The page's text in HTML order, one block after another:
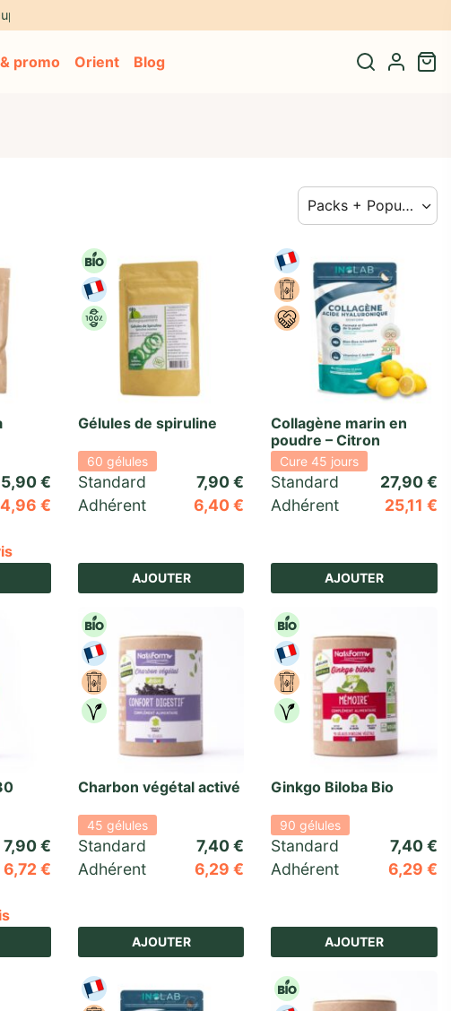
à notre adresse* 🎁
promo Orient Blog
5,90€
4,96 €
sur 5 basé sur
Gélules de spiruline
60 gélules
Standard 7,90€
Adhérent
6,40€
AJOUTER
Collagène marin en
poudre – Citron
Cure 45 jours
Standard 27,90€
Adhérent
25,11 €
AJOUTER
7,90€
6,72€
sur 5 basé sur
Charbon végétal activé
45 gélules
Standard 7,40€
Adhérent
6,29€
AJOUTER
Ginkgo Biloba Bio
90 gélules
Standard 7,40€
Adhérent
6,29 €
AJOUTER